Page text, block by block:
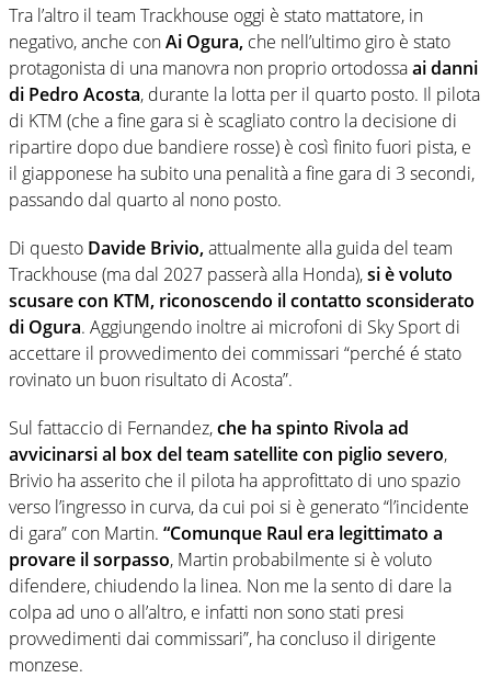
Tra l’altro il team Trackhouse oggi è stato mattatore, in
negativo, anche conAi Ogura, che nell’ultimo giro è stato
protagonista di una manovra non proprio ortodossaai danni
di Pedro Acosta, durante la lotta per il quarto posto. Il pilota
di KTM (che a fine gara si è scagliato contro la decisione di
ripartire dopo due bandiere rosse) è così finito fuori pista, e
il giapponese ha subito una penalità a fine gara di 3 secondi,
passando dal quarto al nono posto.
Di questo Davide Brivio,attualmente alla guida del team
Trackhouse (ma dal 2027 passerà alla Honda),si è voluto
scusare con KTM, riconoscendo il contatto sconsiderato
di Ogura. Aggiungendo inoltre ai microfoni di Sky Sport di
accettare il provvedimento dei commissari “perché é stato
rovinato un buon risultato di Acosta”.
Sul fattaccio di Fernandez,che ha spinto Rivola ad
avvicinarsi al box del team satellite con piglio severo,
Brivio ha asserito che il pilota ha approfittato di uno spazio
verso l’ingresso in curva, da cui poi si è generato “l’incidente
di gara” con Martin. “Comunque Raul era legittimato a
provare il sorpasso, Martin probabilmente si è voluto
difendere, chiudendo la linea. Non me la sento di dare la
colpa ad uno o all’altro, e infatti non sono stati presi
provvedimenti dai commissari”, ha concluso il dirigente
monzese.